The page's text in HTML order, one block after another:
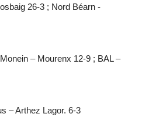
26-3 ; Nord Béarn -
– Mourenx 12-9 ; BAL –
– Arthez Lagor. 6-3